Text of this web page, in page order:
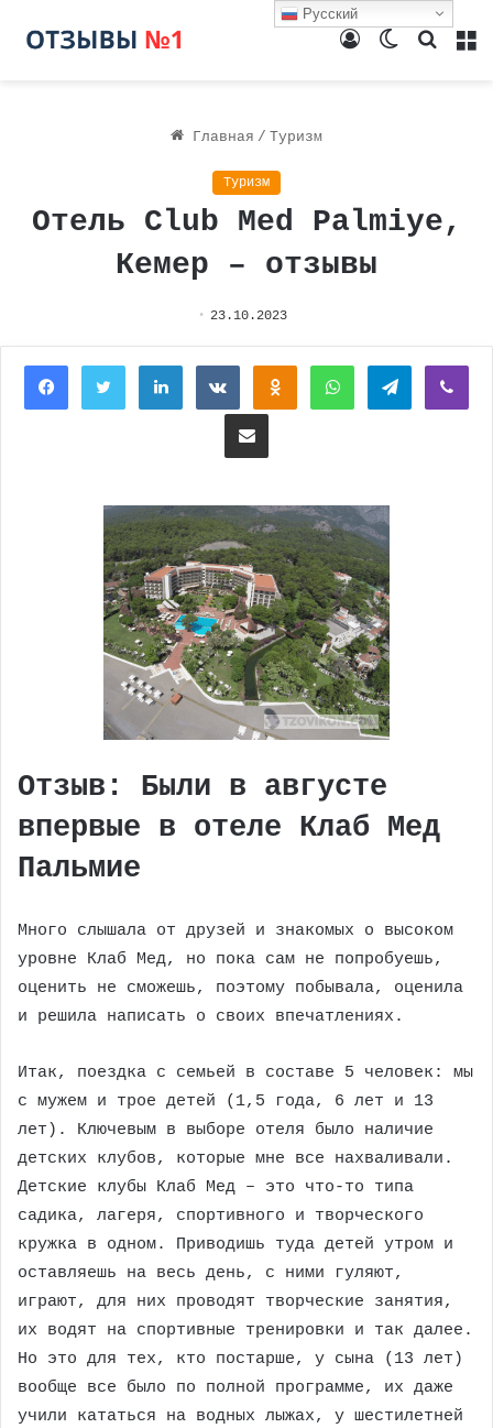
Поиск
Switch
Войти
Главная / Туризм
Туризм
Отель Club Med Palmiye,
Кемер – отзывы
23.10.2023
FacebookTwitterLinkedInВконтактеОдноклассники
WhatsAppTelegram
Поделиться через электронную почту
Отзыв: Были в августе
впервые в отеле Клаб Мед
Пальмие
Много слышала от друзей и знакомых о высоком
уровне Клаб Мед, но пока сам не попробуешь,
оценить не сможешь, поэтому побывала, оценила
и решила написать о своих впечатлениях.
Итак, поездка с семьей в составе 5 человек: мы
с мужем и трое детей (1,5 года, 6 лет и 13
лет). Ключевым в выборе отеля было наличие
детских клубов, которые мне все нахваливали.
Детские клубы Клаб Мед – это что-то типа
садика, лагеря, спортивного и творческого
кружка в одном. Приводишь туда детей утром и
оставляешь на весь день, с ними гуляют,
играют, для них проводят творческие занятия,
их водят на спортивные тренировки и так далее.
Но это для тех, кто постарше, у сына (13 лет)
вообще все было по полной программе, их даже
учили кататься на водных лыжах, у шестилетней
Русский